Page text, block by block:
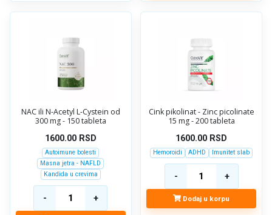
NAC ili N-Acetyl L-Cystein od
300 mg - 150 tableta
1600.00RSD
Autoimune bolesti
Masna jetra - NAFLD
Kandida u crevima
Cink pikolinat - Zinc picolinate
15 mg - 200 tableta
1600.00 RSD
Hemoroidi ADHD Imunitet slab
Dodaj u korpu